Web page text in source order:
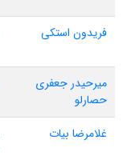
فریدون استکی
میرحیدر جعفری
حصارلو
غلامرضا بیات